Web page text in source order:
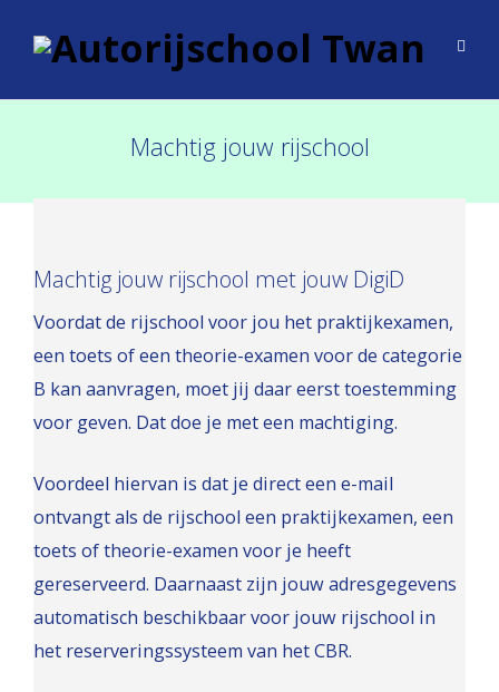
Machtig jouw rijschool
Machtig jouw rijschool met jouw DigiD
Voordat de rijschool voor jou het praktijkexamen,
een toets of een theorie-examen voor de categorie
B kan aanvragen, moet jij daar eerst toestemming
voor geven. Dat doe je met een machtiging.
Voordeel hiervan is dat je direct een e-mail
ontvangt als de rijschool een praktijkexamen, een
toets of theorie-examen voor je heeft
gereserveerd. Daarnaast zijn jouw adresgegevens
automatisch beschikbaar voor jouw rijschool in
het reserveringssysteem van het CBR.